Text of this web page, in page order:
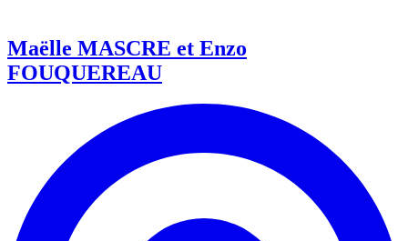
Maëlle MASCRE et Enzo
FOUQUEREAU